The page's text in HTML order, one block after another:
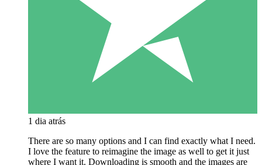
1 dia atrás
There are so many options and I can find exactly what I need.
I love the feature to reimagine the image as well to get it just
where I want it. Downloading is smooth and the images are